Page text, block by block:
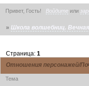
Привет, Гость! Войдитеили
» Школа волшебниц.
Отношения персонажей/
Страница:1
Тема